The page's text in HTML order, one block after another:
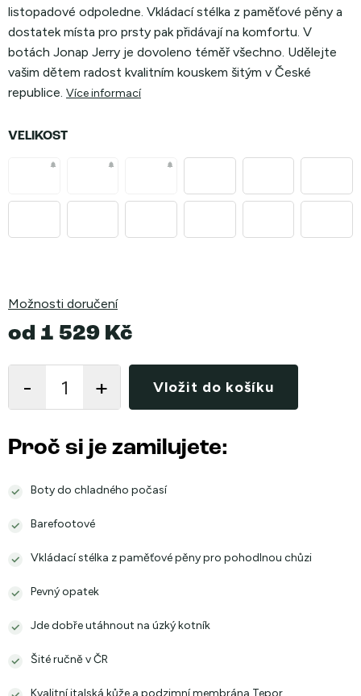
listopadové odpoledne. Vkládací stélka z paměťové pěny a
dostatek místa pro prsty pak přidávají na komfortu. V
botách Jonap Jerry je dovoleno téměř všechno. Udělejte
vašim dětem radost kvalitním kouskem šitým v České
republice. Více informací
VELIKOST
Možnosti doručení
od 1 529 Kč
cena:
Vložit do košíku
Proč si je zamilujete:
Boty do chladného počasí
Barefootové
Vkládací stélka z paměťové pěny pro pohodlnou chůzi
Pevný opatek
Jde dobře utáhnout na úzký kotník
Šité ručně v ČR
Kvalitní italská kůže a podzimní membrána Tepor